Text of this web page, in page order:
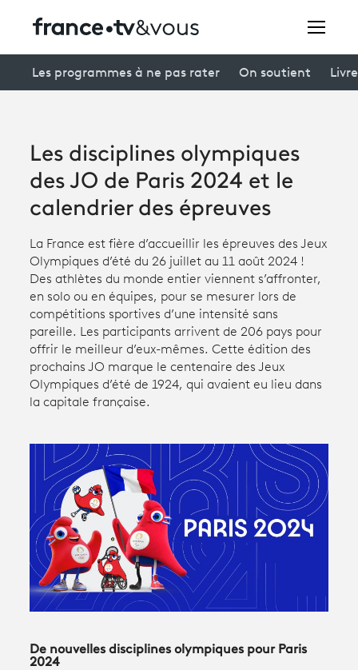
connexion
Avantages fidélité
Creators
À la une
Participer et assister à une émission
À votre écoute
Productions et innovation
Programme
Les programmes à ne pas rater On soutient
Les disciplines olympiques
des JO de Paris 2024 et le
calendrier des épreuves
La France est fière d’accueillir les épreuves des Jeux
Olympiques d’été du 26 juillet au 11 août 2024 !
Des athlètes du monde entier viennent s’affronter,
en solo ou en équipes, pour se mesurer lors de
compétitions sportives d’une intensité sans
pareille. Les participants arrivent de 206 pays pour
offrir le meilleur d’eux-mêmes. Cette édition des
prochains JO marque le centenaire des Jeux
Olympiques d’été de 1924, qui avaient eu lieu dans
la capitale française.
De nouvelles disciplines olympiques pour Paris
2024